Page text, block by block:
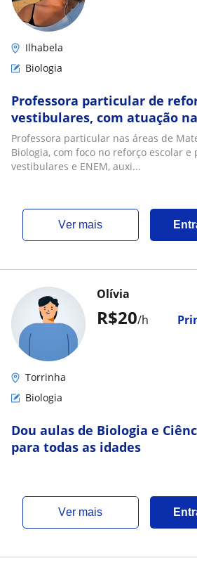
Ilhabela
Biologia
Professora particular de
vestibulares, com atuação
ciencias da natureza
Professora particular nas áreas de
Biologia, com foco no reforço escolar e
vestibulares e ENEM, auxi...
ver mais
R$20/h
Olívia
Torrinha
Biologia
Dou aulas de Biologia e
para todas as idades
ver mais